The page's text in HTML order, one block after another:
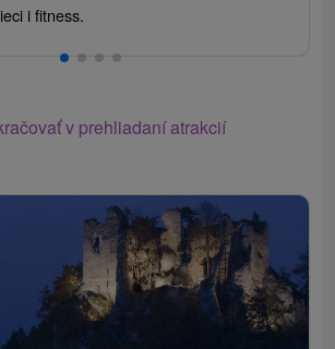
i fitness.
v prehliadaní atrakcií